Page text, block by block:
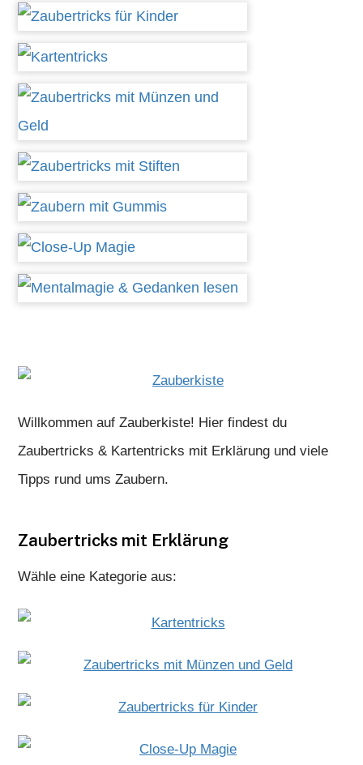
Willkommen auf Zauberkiste! Hier findest du
Zaubertricks & Kartentricks mit Erklärung und viele
Tipps rund ums Zaubern.
Zaubertricks mit Erklärung
Wähle eine Kategorie aus: